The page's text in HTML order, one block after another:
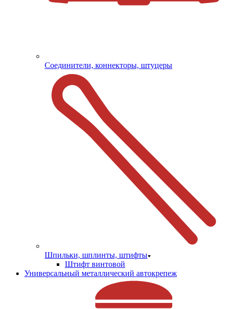
Соединители, коннекторы, штуцеры
Шпильки, шплинты, штифты
Штифт винтовой
Универсальный металлический автокрепеж